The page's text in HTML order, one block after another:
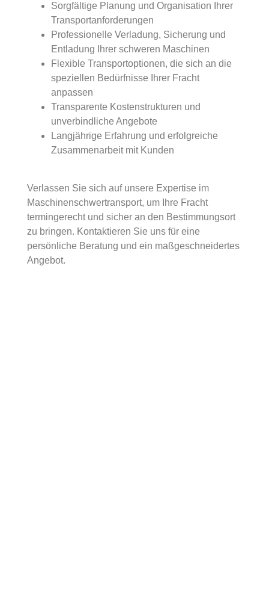
Sorgfältige Planung und Organisation Ihrer
Transportanforderungen
Professionelle Verladung, Sicherung und
Entladung Ihrer schweren Maschinen
Flexible Transportoptionen, die sich an die
speziellen Bedürfnisse Ihrer Fracht
anpassen
Transparente Kostenstrukturen und
unverbindliche Angebote
Langjährige Erfahrung und erfolgreiche
Zusammenarbeit mit Kunden
Verlassen Sie sich auf unsere Expertise im
Maschinenschwertransport, um Ihre Fracht
termingerecht und sicher an den Bestimmungsort
zu bringen. Kontaktieren Sie uns für eine
persönliche Beratung und ein maßgeschneidertes
Angebot.